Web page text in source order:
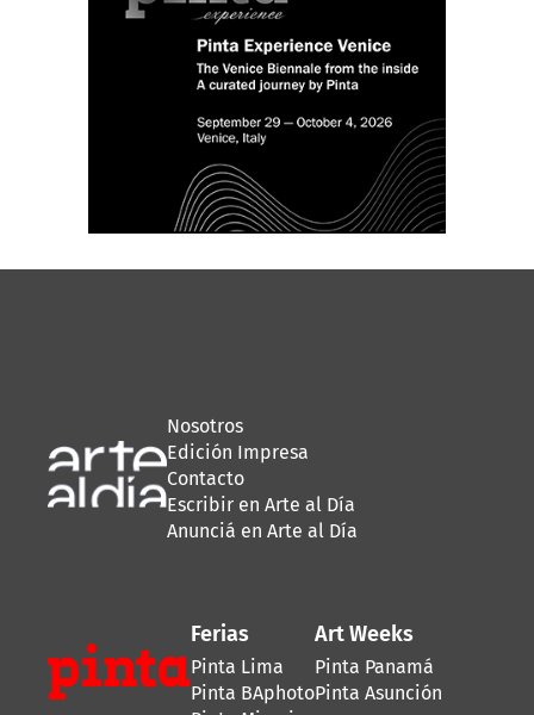
Nosotros
Edición Impresa
Contacto
Escribir en Arte al Día
Anunciá en Arte al Día
Ferias
Pinta Lima
Pinta BAphoto
Art Weeks
Pinta Panamá
Pinta Asunción